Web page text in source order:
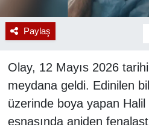
Paylaş
Olay, 12 Mayıs 2026
meydana geldi. Edinilen
üzerinde boya yapan Halil
esnasında aniden